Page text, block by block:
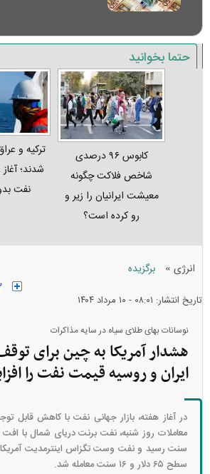
حتما بخوانید
کابوس ۹۶ درصدی
شاخص فلاکت چگونه
معیشت ایرانیان را زیر و
رو کرده است؟
ترکیه و
شدند؛
نفت
انرژی » برگزیده
تاریخ انتشار: ۰۸:۰۱ - ۱۰ مرداد ۱۴۰۴
نوسانات بهای طلای سیاه در سایه مذاکرات
هشدار آمریکا به چین برای
ایران و روسیه قیمت نفت را
در آغاز هفته، بازار جهانی نفت با کاهش قابل
سطح ۶۵ دلار و ۱۶ سنت معامله شد.